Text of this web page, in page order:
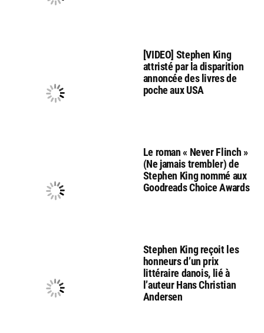
[VIDEO] Stephen King
attristé par la disparition
annoncée des livres de
poche aux USA
Le roman « Never Flinch »
(Ne jamais trembler) de
Stephen King nommé aux
Goodreads Choice Awards
Stephen King reçoit les
honneurs d’un prix
littéraire danois, lié à
l’auteur Hans Christian
Andersen